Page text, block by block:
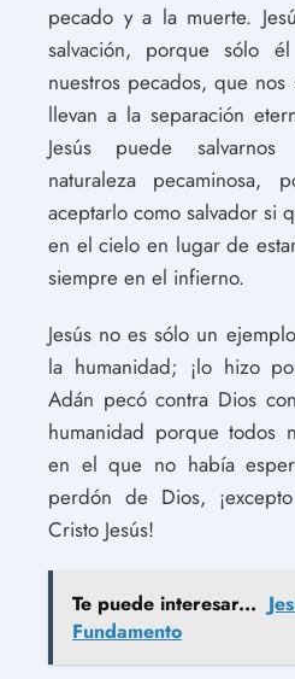
pecado y a la muerte.
salvación, porque sólo
nuestros pecados, que
llevan a la separación
Jesús puede
naturaleza
aceptarlo como salvador si
en el cielo en lugar de
siempre en el infierno.
Jesús no es sólo un
la humanidad; ¡lo hizo
Adán pecó contra Dios
humanidad porque todos
en el que no había
perdón de Dios,
Cristo Jesús!
Te puede interesar...
Fundamento